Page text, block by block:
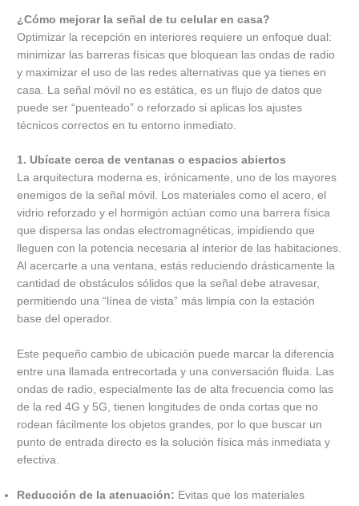
¿Cómo mejorar la señal de tu celular en casa?
Optimizar la recepción en interiores requiere un enfoque dual:
minimizar las barreras físicas que bloquean las ondas de radio
y maximizar el uso de las redes alternativas que ya tienes en
casa. La señal móvil no es estática, es un flujo de datos que
puede ser “puenteado” o reforzado si aplicas los ajustes
técnicos correctos en tu entorno inmediato.
1. Ubícate cerca de ventanas o espacios abiertos
La arquitectura moderna es, irónicamente, uno de los mayores
enemigos de la señal móvil. Los materiales como el acero, el
vidrio reforzado y el hormigón actúan como una barrera física
que dispersa las ondas electromagnéticas, impidiendo que
lleguen con la potencia necesaria al interior de las habitaciones.
Al acercarte a una ventana, estás reduciendo drásticamente la
cantidad de obstáculos sólidos que la señal debe atravesar,
permitiendo una “línea de vista” más limpia con la estación
base del operador.
Este pequeño cambio de ubicación puede marcar la diferencia
entre una llamada entrecortada y una conversación fluida. Las
ondas de radio, especialmente las de alta frecuencia como las
de la red 4G y 5G, tienen longitudes de onda cortas que no
rodean fácilmente los objetos grandes, por lo que buscar un
punto de entrada directo es la solución física más inmediata y
efectiva.
Reducción de la atenuación: Evitas que los materiales